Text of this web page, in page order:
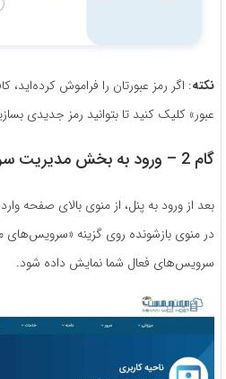
نکته: اگر رمز عبورتان را فراموش
عبور» کلیک کنید تا بتوانید رمز جدیدی
گام 2 – ورود به بخش مدیریت سرویس‌ها
بعد از ورود به پنل، از منوی بالای
در منوی بازشونده روی گزینه
سرویس‌های فعال شما نمایش داده شود.